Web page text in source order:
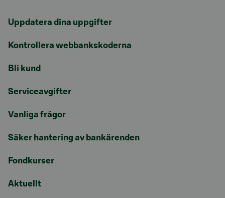
Uppdatera dina uppgifter
Kontrollera webbankskoderna
Bli kund
Serviceavgifter
Vanliga frågor
Säker hantering av bankärenden
Fondkurser
Aktuellt